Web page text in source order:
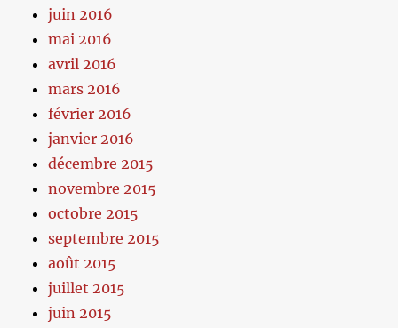
juin 2016
mai 2016
avril 2016
mars 2016
février 2016
janvier 2016
décembre 2015
novembre 2015
octobre 2015
septembre 2015
août 2015
juillet 2015
juin 2015